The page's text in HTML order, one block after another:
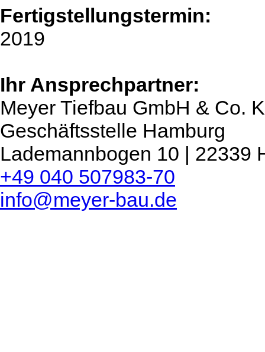
Fertigstellungstermin:
2019
Ihr Ansprechpartner:
Meyer Tiefbau GmbH & Co.
Geschäftsstelle Hamburg
Lademannbogen 10 | 22339
+49 040 507983-70
info@meyer-bau.de